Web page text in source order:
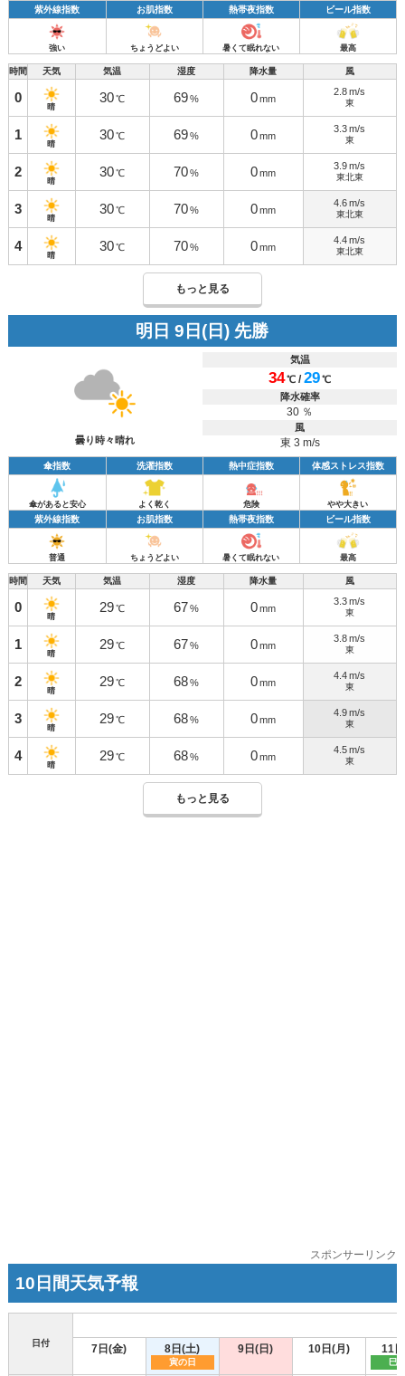
紫外線指数 お肌指数 熱帯夜指数 ビール指数
強い ちょうどよい 暑くて眠れない 最高
時間 天気 気温 湿度 降水量 風
0
晴
30 ℃ 69 % 0 mm
2.8 m/s
東
1
晴
30 ℃ 69 % 0 mm
3.3 m/s
東
2
晴
30 ℃ 70 % 0 mm
3.9 m/s
東北東
3
晴
30 ℃ 70 % 0 mm
4.6 m/s
東北東
4
晴
30 ℃ 70 % 0 mm
4.4 m/s
東北東
もっと見る
明日 9日(日) 先勝
曇り時々晴れ
気温
34℃ /29℃
降水確率
30 ％
風
東 3 m/s
傘指数 洗濯指数 熱中症指数 体感ストレス指数
傘があると安心 よく乾く 危険 やや大きい
紫外線指数 お肌指数 熱帯夜指数 ビール指数
普通 ちょうどよい 暑くて眠れない 最高
時間 天気 気温 湿度 降水量 風
0
晴
29 ℃ 67 % 0 mm
3.3 m/s
東
1
晴
29 ℃ 67 % 0 mm
3.8 m/s
東
2
晴
29 ℃ 68 % 0 mm
4.4 m/s
東
3
晴
29 ℃ 68 % 0 mm
4.9 m/s
東
4
晴
29 ℃ 68 % 0 mm
4.5 m/s
東
もっと見る
スポンサーリンク
10日間天気予報
日付 7日(金) 8日(土)
寅の日
9日(日) 10日(月) 11
巳